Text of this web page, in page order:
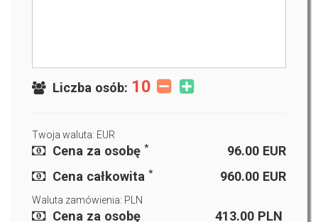
Liczba osób: 10
Twoja waluta: EUR
Cena za osobę * EUR
96.00
Cena całkowita * EUR
960.00
Waluta zamówienia: PLN
Cena za osobę PLN
413.00